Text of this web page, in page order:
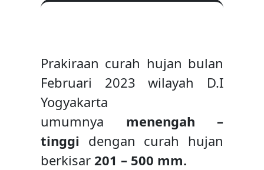
Prakiraan curah hujan bulan
Februari 2023 wilayah D.I
Yogyakarta
umumnya menengah –
tinggi dengan curah hujan
berkisar201 – 500 mm.